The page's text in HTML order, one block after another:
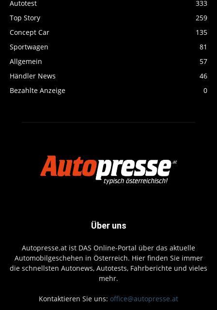
Autotest
333
Top Story
259
Concept Car
135
Sportwagen
81
Allgemein
57
Händler News
46
Bezahlte Anzeige
0
Über uns
Autopresse.at ist DAS Online-Portal über das aktuelle
Automobilgeschehen in Österreich. Hier finden Sie immer
die schnellsten Autonews, Autotests, Fahrberichte und vieles
mehr.
Kontaktieren Sie uns: office@autopresse.at